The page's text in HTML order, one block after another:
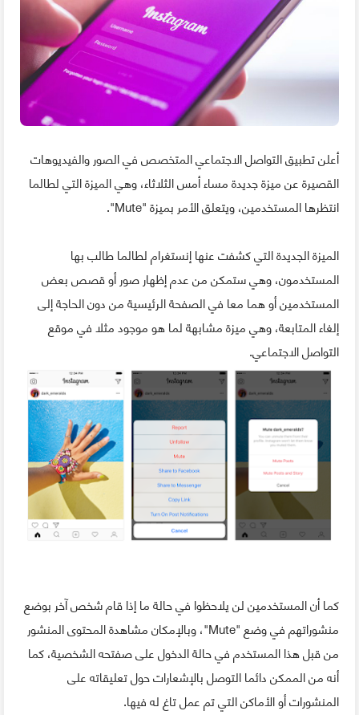
أعلن تطبيق التواصل الاجتماعي المتخصص في الصور والفيديوهات
القصيرة عن ميزة جديدة مساء أمس الثلاثاء، وهي الميزة التي لطالما
انتظرها المستخدمين، ويتعلق الأمر بميزة "Mute".
الميزة الجديدة التي كشفت عنها إنستغرام لطالما طالب بها
المستخدمون، وهي ستمكن من عدم إظهار صور أو قصص بعض
المستخدمين أو هما معا في الصفحة الرئيسية من دون الحاجة إلى
إلغاء المتابعة، وهي ميزة مشابهة لما هو موجود مثلا في موقع
التواصل الاجتماعي.
كما أن المستخدمين لن يلاحظوا في حالة ما إذا قام شخص آخر بوضع
منشوراتهم في وضع "Mute"، وبالإمكان مشاهدة المحتوى المنشور
من قبل هذا المستخدم في حالة الدخول على صفتحه الشخصية، كما
أنه من الممكن دائما التوصل بالإشعارات حول تعليقاته على
المنشورات أو الأماكن التي تم عمل تاغ له فيها.